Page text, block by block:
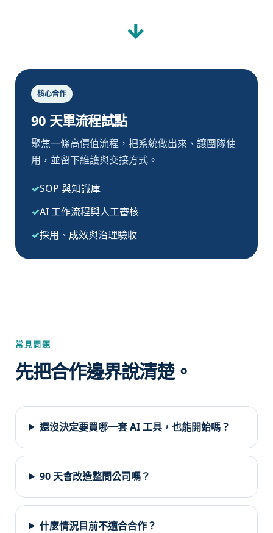
→
核心合作
90 天單流程試點
聚焦一條高價值流程，把系統做出來、讓團隊使
用，並留下維護與交接方式。
SOP 與知識庫
AI 工作流程與人工審核
採用、成效與治理驗收
常見問題
先把合作邊界說清楚。
還沒決定要買哪一套 AI 工具，也能開始嗎？
90 天會改造整間公司嗎？
什麼情況目前不適合合作？